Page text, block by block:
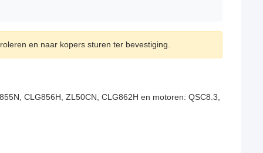
en naar kopers sturen ter bevestiging.
CLG856H, ZL50CN, CLG862H en motoren: QSC8.3,